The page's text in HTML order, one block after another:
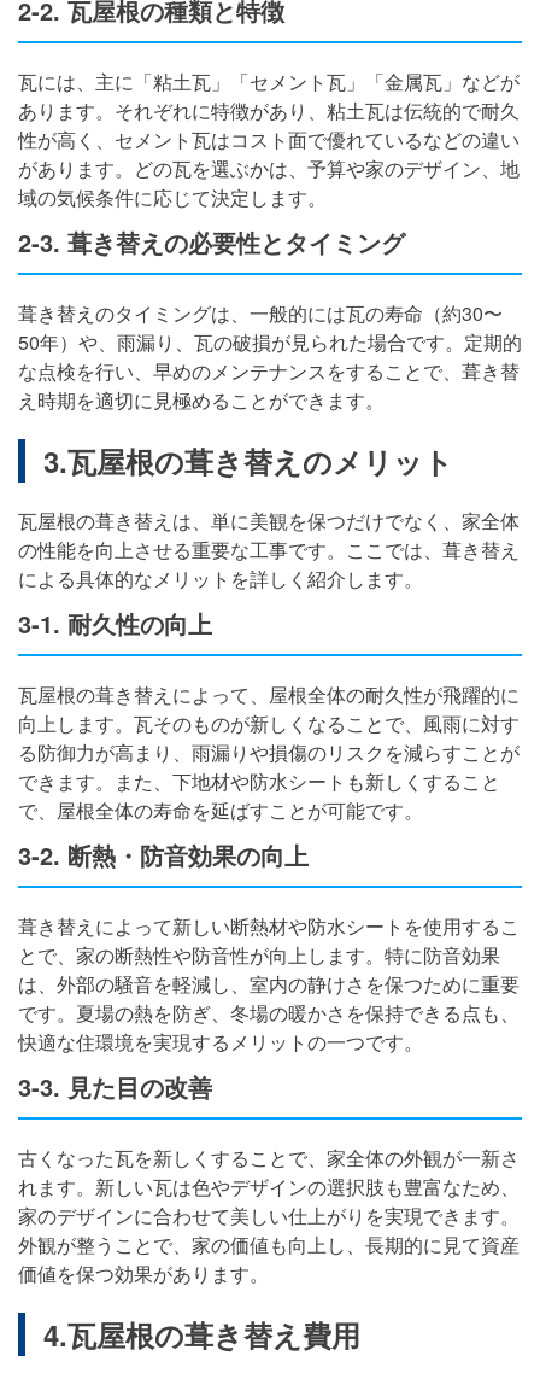
2-2. 瓦屋根の種類と特徴
瓦には、主に「粘土瓦」「セメント瓦」「金属瓦」などが
あります。それぞれに特徴があり、粘土瓦は伝統的で耐久
性が高く、セメント瓦はコスト面で優れているなどの違い
があります。どの瓦を選ぶかは、予算や家のデザイン、地
域の気候条件に応じて決定します。
2-3. 葺き替えの必要性とタイミング
葺き替えのタイミングは、一般的には瓦の寿命（約30〜
50年）や、雨漏り、瓦の破損が見られた場合です。定期的
な点検を行い、早めのメンテナンスをすることで、葺き替
え時期を適切に見極めることができます。
3.瓦屋根の葺き替えのメリット
瓦屋根の葺き替えは、単に美観を保つだけでなく、家全体
の性能を向上させる重要な工事です。ここでは、葺き替え
による具体的なメリットを詳しく紹介します。
3-1. 耐久性の向上
瓦屋根の葺き替えによって、屋根全体の耐久性が飛躍的に
向上します。瓦そのものが新しくなることで、風雨に対す
る防御力が高まり、雨漏りや損傷のリスクを減らすことが
できます。また、下地材や防水シートも新しくすること
で、屋根全体の寿命を延ばすことが可能です。
3-2. 断熱・防音効果の向上
葺き替えによって新しい断熱材や防水シートを使用するこ
とで、家の断熱性や防音性が向上します。特に防音効果
は、外部の騒音を軽減し、室内の静けさを保つために重要
です。夏場の熱を防ぎ、冬場の暖かさを保持できる点も、
快適な住環境を実現するメリットの一つです。
3-3. 見た目の改善
古くなった瓦を新しくすることで、家全体の外観が一新さ
れます。新しい瓦は色やデザインの選択肢も豊富なため、
家のデザインに合わせて美しい仕上がりを実現できます。
外観が整うことで、家の価値も向上し、長期的に見て資産
価値を保つ効果があります。
4.瓦屋根の葺き替え費用